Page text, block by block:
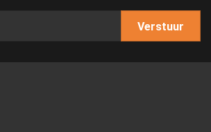
Verstuur